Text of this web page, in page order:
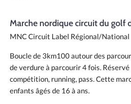
Marche nordique circuit du golf
MNC Circuit Label Régional/National
Boucle de 3km100 autour des
de verdure à parcourir 4 fois. Réservé
compétition, running, pass. Cette
enfants âgés de 16 à ans.